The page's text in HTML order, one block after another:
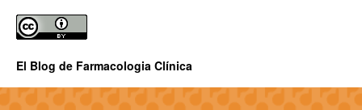
El Blog de Farmacologia Clínica